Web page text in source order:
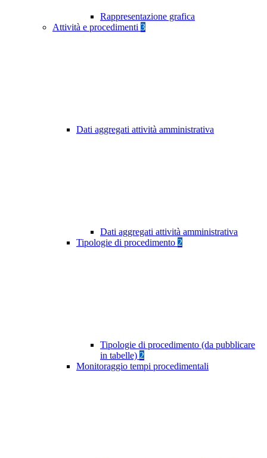
Rappresentazione grafica
Attività e procedimenti 3
Dati aggregati attività amministrativa
Dati aggregati attività amministrativa
Tipologie di procedimento 2
Tipologie di procedimento (da pubblicare
in tabelle) 2
Monitoraggio tempi procedimentali